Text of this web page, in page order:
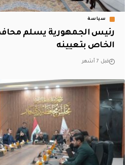
سياسة
رئيس الجمهورية يسلم
الخاص بتعيينه
قبل 7 أشهر